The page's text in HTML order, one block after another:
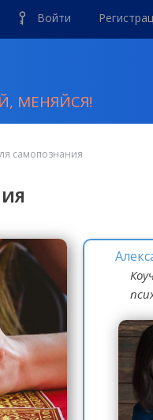
Войти
МЕНЯЙСЯ!
самопознания